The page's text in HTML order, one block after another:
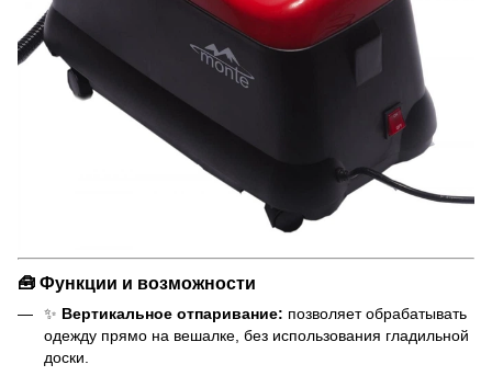
🧰 Функции и возможности
✨ Вертикальное отпаривание: позволяет обрабатывать
одежду прямо на вешалке, без использования гладильной
доски.